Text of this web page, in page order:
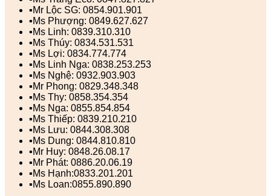
▪️Mr Lộc SG: 0854.901.901
▪️Ms Phượng: 0849.627.627
▪️Ms Linh: 0839.310.310
▪️Ms Thúy: 0834.531.531
▪️Ms Lợi: 0834.774.774
▪️Ms Linh Nga: 0838.253.253
▪️Ms Nghệ: 0932.903.903
▪️Mr Phong: 0829.348.348
▪️Ms Thy: 0858.354.354
▪️Ms Nga: 0855.854.854
▪️Ms Thiếp: 0839.210.210
▪️Ms Lưu: 0844.308.308
▪️Ms Dung: 0844.810.810
▪️Mr Huy: 0848.26.08.17
▪️Mr Phát: 0886.20.06.19
▪️Ms Hạnh:0833.201.201
▪️Ms Loan:0855.890.890